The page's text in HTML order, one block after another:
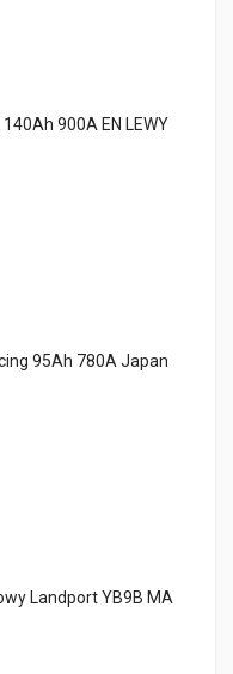
900A EN LEWY
95Ah 780A Japan
Landport YB9B MA